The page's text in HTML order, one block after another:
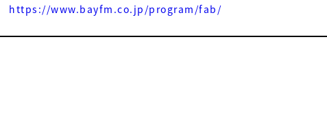
https://www.bayfm.co.jp/program/fab/